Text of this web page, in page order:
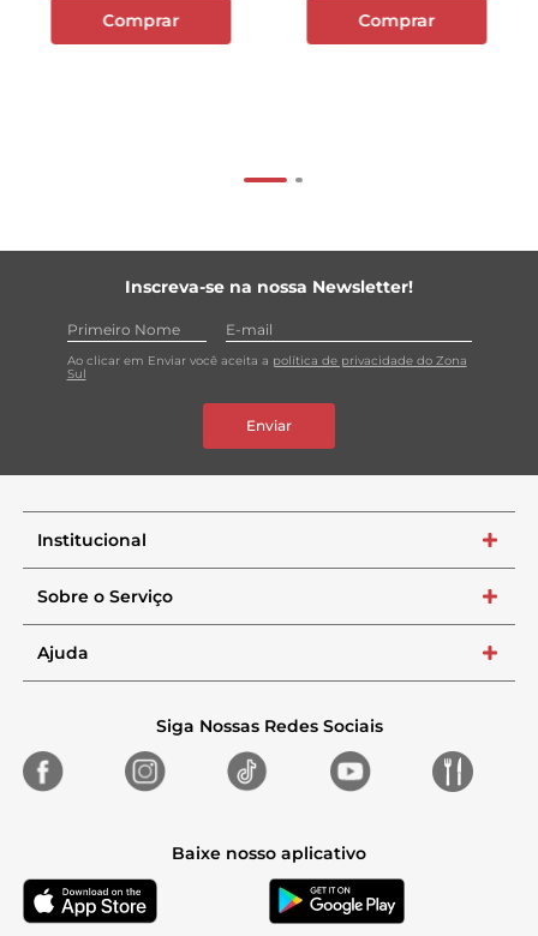
Comprar Comprar
Inscreva-se na nossa Newsletter!
Ao clicar em Enviar você aceita a política de privacidade do Zona
Sul
Enviar
Institucional +
Sobre o Serviço +
Ajuda +
Siga Nossas Redes Sociais
Baixe nosso aplicativo